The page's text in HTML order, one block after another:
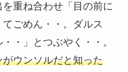
重ね合わせ「目の前に
ごめん・・。ダルス
・」とつぶやく・・。
ウンソルだと知った